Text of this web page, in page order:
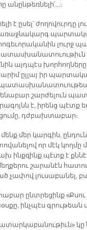
ա­նըն­թեռ­նե­լի՛…։
է ը­սել՝ ժո­ղո­վուր­դը
լուրջ
այդ­պէս
ըլ­լայ իր
շար­ժե­լուն
է, ի­րենց պէտք
դժբախ­տա­բար։
մենք մեր կար­գին,
որ մէկ կող­մը
ինք­զինք պէտք է
շա­րա­նէն
չա­փով լու­սա­բա­նել,
ընտ­րե­ցինք
ինչ­պէս գրու­թեան
կը